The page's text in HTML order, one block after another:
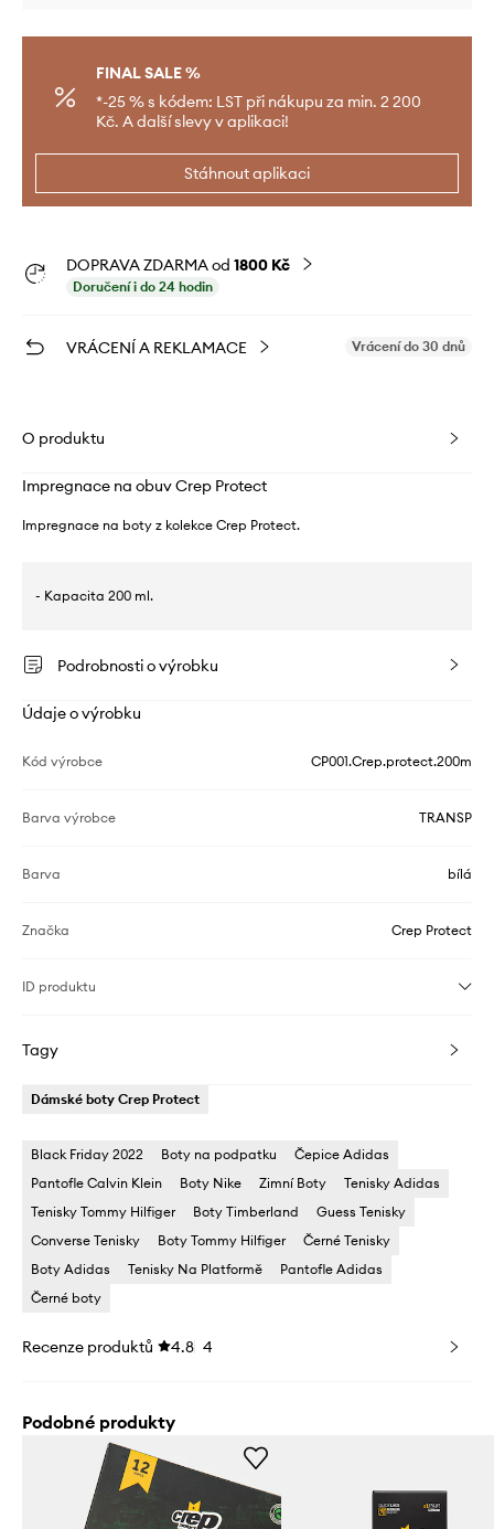
FINAL SALE %
*-25 % s kódem: LST při nákupu za min. 2 200
Kč. A další slevy v aplikaci!
Stáhnout aplikaci
DOPRAVA ZDARMA od 1800 Kč
Doručení i do 24 hodin
VRÁCENÍ A REKLAMACE Vrácení do 30 dnů
O produktu
Impregnace na obuv Crep Protect
Impregnace na boty z kolekce Crep Protect.
- Kapacita 200 ml.
Podrobnosti o výrobku
Údaje o výrobku
Kód výrobce CP001.Crep.protect.200m
Barva výrobce TRANSP
Barva bílá
Značka Crep Protect
ID produktu
Tagy
Dámské boty Crep Protect
Black Friday 2022 Boty na podpatku
Čepice Adidas
Pantofle Calvin Klein
Boty Nike Zimní Boty
Tenisky Adidas
Tenisky Tommy Hilfiger
Boty Timberland
Guess Tenisky
Converse Tenisky
Boty Tommy Hilfiger
Černé Tenisky
Boty Adidas
Tenisky Na Platformě
Pantofle Adidas
Černé boty
Recenze produktů 4.8 4
Podobné produkty